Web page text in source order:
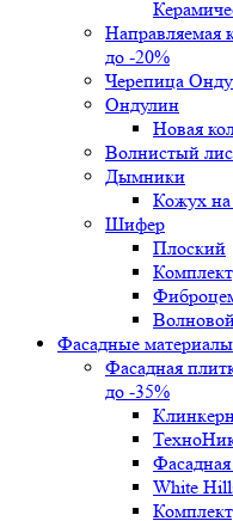
Направляемая
до -20%
Черепица
Ондулин
Новая
Волнистый
Дымники
Кожух на
Шифер
Плоский
Фасадные материалы
Фасадная
до -35%
White